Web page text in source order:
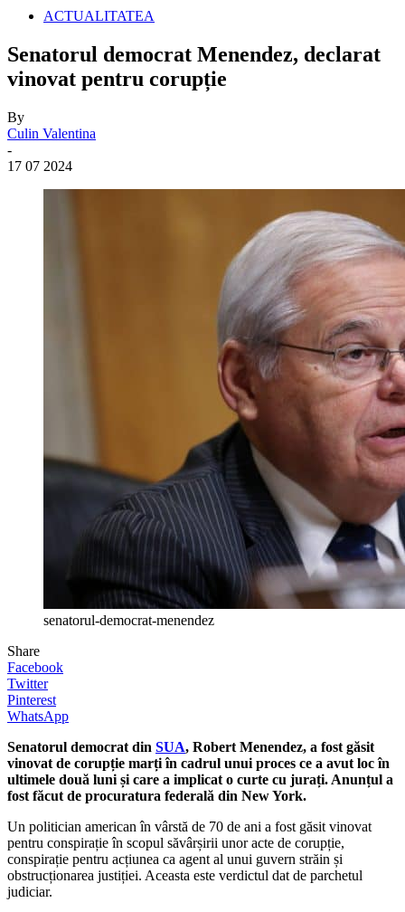
ACTUALITATEA
Senatorul democrat Menendez, declarat
vinovat pentru corupție
By
Culin Valentina
-
17 07 2024
senatorul-democrat-menendez
Share
Facebook
Twitter
Pinterest
WhatsApp
Senatorul democrat din SUA, Robert Menendez, a fost găsit
vinovat de corupție marți în cadrul unui proces ce a avut loc în
ultimele două luni și care a implicat o curte cu jurați. Anunțul a
fost făcut de procuratura federală din New York.
Un politician american în vârstă de 70 de ani a fost găsit vinovat
pentru conspirație în scopul săvârșirii unor acte de corupție,
conspirație pentru acțiunea ca agent al unui guvern străin și
obstrucționarea justiției. Aceasta este verdictul dat de parchetul
judiciar.